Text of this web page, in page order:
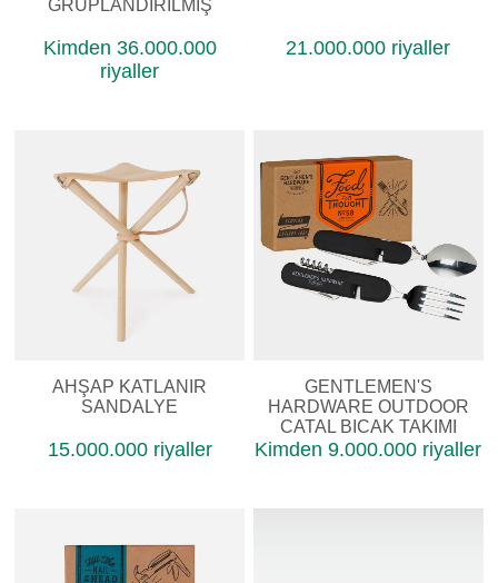
GRUPLANDIRILMIŞ
Kimden 36.000.000
riyaller
21.000.000 riyaller
AHŞAP KATLANIR
SANDALYE
15.000.000 riyaller
GENTLEMEN'S
HARDWARE OUTDOOR
ÇATAL BIÇAK TAKIMI
Kimden 9.000.000 riyaller